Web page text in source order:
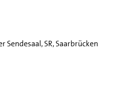
SR, Saarbrücken